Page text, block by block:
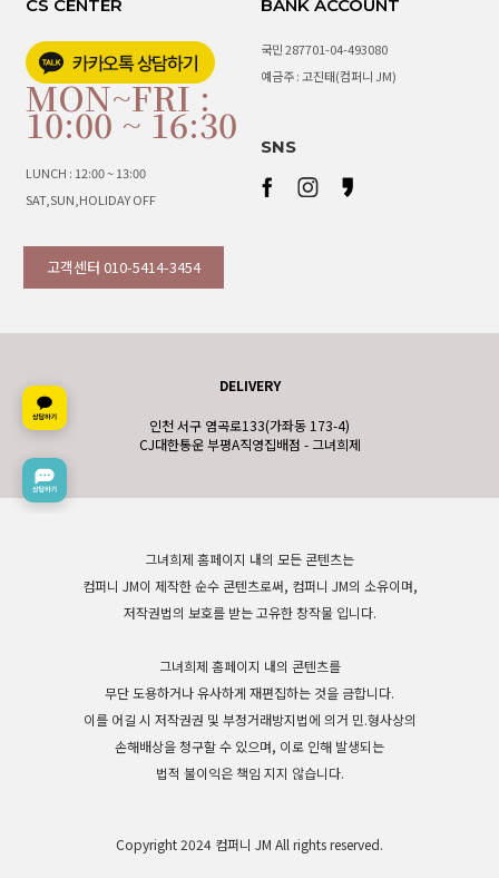
CS CENTER
MON~FRI :
10:00 ~ 16:30
LUNCH : 12:00 ~ 13:00
SAT,SUN,HOLIDAY OFF
고객센터 010-5414-3454
BANK ACCOUNT
국민 287701-04-493080
예금주 : 고진태(컴퍼니 JM)
SNS
DELIVERY
인천 서구 염곡로133(가좌동 173-4)
CJ대한통운 부평A직영집배점 - 그녀희제
그녀희제 홈페이지 내의 모든 콘텐츠는
컴퍼니 JM이 제작한 순수 콘텐츠로써, 컴퍼니 JM의 소유이며,
저작권법의 보호를 받는 고유한 창작물 입니다.
그녀희제 홈페이지 내의 콘텐츠를
무단 도용하거나 유사하게 재편집하는 것을 금합니다.
이를 어길 시 저작권권 및 부정거래방지법에 의거 민.형사상의
손해배상을 청구할 수 있으며, 이로 인해 발생되는
법적 불이익은 책임 지지 않습니다.
Copyright 2024 컴퍼니 JM All rights reserved.